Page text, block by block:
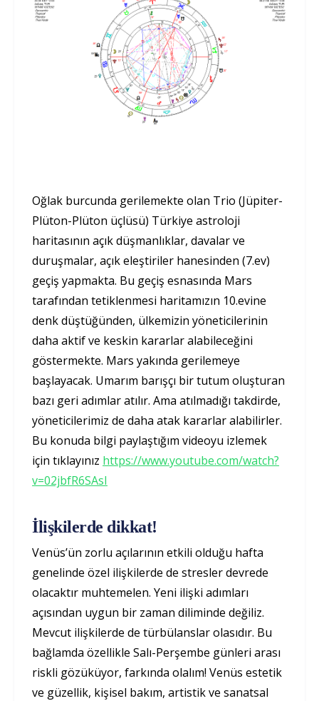
Oğlak burcunda gerilemekte olan Trio (Jüpiter-
Plüton-Plüton üçlüsü) Türkiye astroloji
haritasının açık düşmanlıklar, davalar ve
duruşmalar, açık eleştiriler hanesinden (7.ev)
geçiş yapmakta. Bu geçiş esnasında Mars
tarafından tetiklenmesi haritamızın 10.evine
denk düştüğünden, ülkemizin yöneticilerinin
daha aktif ve keskin kararlar alabileceğini
göstermekte. Mars yakında gerilemeye
başlayacak. Umarım barışçı bir tutum oluşturan
bazı geri adımlar atılır. Ama atılmadığı takdirde,
yöneticilerimiz de daha atak kararlar alabilirler.
Bu konuda bilgi paylaştığım videoyu izlemek
için tıklayınız https://www.youtube.com/watch?
v=02jbfR6SAsI
İlişkilerde dikkat!
Venüs’ün zorlu açılarının etkili olduğu hafta
genelinde özel ilişkilerde de stresler devrede
olacaktır muhtemelen. Yeni ilişki adımları
açısından uygun bir zaman diliminde değiliz.
Mevcut ilişkilerde de türbülanslar olasıdır. Bu
bağlamda özellikle Salı-Perşembe günleri arası
riskli gözüküyor, farkında olalım! Venüs estetik
ve güzellik, kişisel bakım, artistik ve sanatsal